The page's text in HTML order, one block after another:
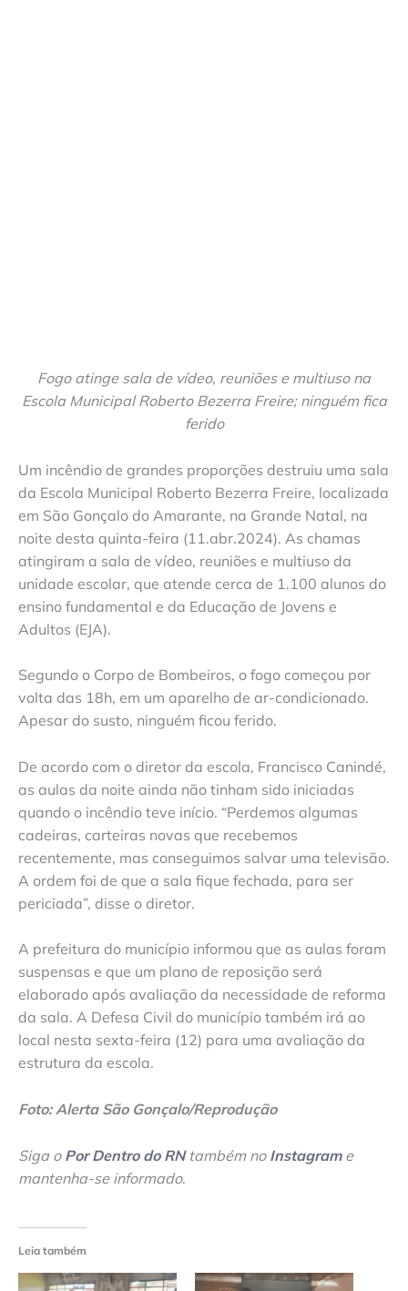
Fogo atinge sala de vídeo, reuniões e multiuso na
Escola Municipal Roberto Bezerra Freire; ninguém fica
ferido
Um incêndio de grandes proporções destruiu uma sala
da Escola Municipal Roberto Bezerra Freire, localizada
em São Gonçalo do Amarante, na Grande Natal, na
noite desta quinta-feira (11.abr.2024). As chamas
atingiram a sala de vídeo, reuniões e multiuso da
unidade escolar, que atende cerca de 1.100 alunos do
ensino fundamental e da Educação de Jovens e
Adultos (EJA).
Segundo o Corpo de Bombeiros, o fogo começou por
volta das 18h, em um aparelho de ar-condicionado.
Apesar do susto, ninguém ficou ferido.
De acordo com o diretor da escola, Francisco Canindé,
as aulas da noite ainda não tinham sido iniciadas
quando o incêndio teve início. “Perdemos algumas
cadeiras, carteiras novas que recebemos
recentemente, mas conseguimos salvar uma televisão.
A ordem foi de que a sala fique fechada, para ser
periciada”, disse o diretor.
A prefeitura do município informou que as aulas foram
suspensas e que um plano de reposição será
elaborado após avaliação da necessidade de reforma
da sala. A Defesa Civil do município também irá ao
local nesta sexta-feira (12) para uma avaliação da
estrutura da escola.
Foto: Alerta São Gonçalo/Reprodução
Siga o Por Dentro do RNtambém no Instagrame
mantenha-se informado.
Leia também